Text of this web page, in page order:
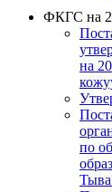
ФКГС на
на
по